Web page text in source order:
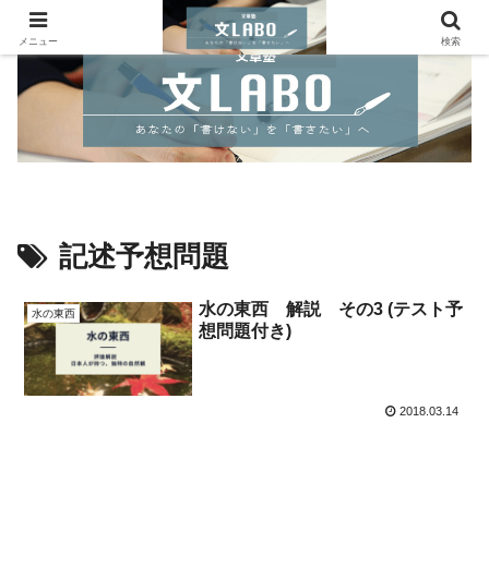
記述予想問題
水の東西
水の東西 解説 その3 (テスト予
想問題付き)
2018.03.14
メニュー 検索